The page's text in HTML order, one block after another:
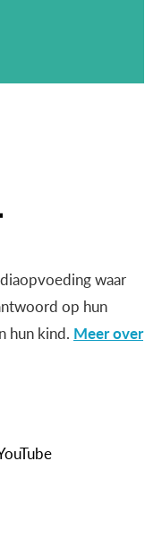
waar
op hun
hun kind. Meer over